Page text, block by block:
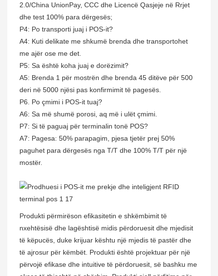
2.0/China UnionPay, CCC dhe Licencë Qasjeje në Rrjet
dhe test 100% para dërgesës;
P4: Po transporti juaj i POS-it?
A4: Kuti delikate me shkumë brenda dhe transportohet
me ajër ose me det.
P5: Sa është koha juaj e dorëzimit?
A5: Brenda 1 për mostrën dhe brenda 45 ditëve për 500
deri në 5000 njësi pas konfirmimit të pagesës.
P6. Po çmimi i POS-it tuaj?
A6: Sa më shumë porosi, aq më i ulët çmimi.
P7: Si të paguaj për terminalin tonë POS?
A7: Pagesa: 50% parapagim, pjesa tjetër prej 50%
paguhet para dërgesës nga T/T dhe 100% T/T për një
mostër.
Produkti përmirëson efikasitetin e shkëmbimit të
nxehtësisë dhe lagështisë midis përdoruesit dhe mjedisit
të këpucës, duke krijuar kështu një mjedis të pastër dhe
të ajrosur për këmbët. Produkti është projektuar për një
përvojë efikase dhe intuitive të përdoruesit, së bashku me